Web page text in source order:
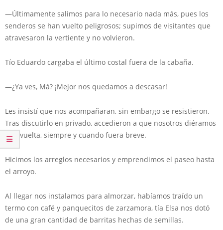
—Últimamente salimos para lo necesario nada más, pues los
senderos se han vuelto peligrosos; supimos de visitantes que
atravesaron la vertiente y no volvieron.
Tío Eduardo cargaba el último costal fuera de la cabaña.
—¿Ya ves, Má? ¡Mejor nos quedamos a descasar!
Les insistí que nos acompañaran, sin embargo se resistieron.
Tras discutirlo en privado, accedieron a que nosotros diéramos
una vuelta, siempre y cuando fuera breve.
Hicimos los arreglos necesarios y emprendimos el paseo hasta
el arroyo.
Al llegar nos instalamos para almorzar, habíamos traído un
termo con café y panquecitos de zarzamora, tía Elsa nos dotó
de una gran cantidad de barritas hechas de semillas.